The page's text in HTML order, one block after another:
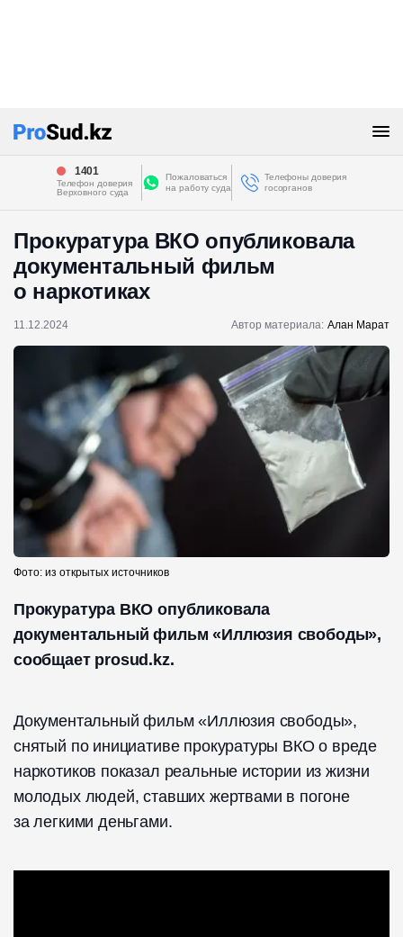
1401
Телефон доверия
Верховного суда
Пожаловаться
на работу суда
Телефоны доверия
госорганов
Прокуратура ВКО опубликовала
документальный фильм
о наркотиках
11.12.2024 Автор материала: Алан Марат
Фото: из открытых источников
Прокуратура ВКО опубликовала
документальный фильм «Иллюзия свободы»,
сообщает prosud.kz.
Документальный фильм «Иллюзия свободы»,
снятый по инициативе прокуратуры ВКО о вреде
наркотиков показал реальные истории из жизни
молодых людей, ставших жертвами в погоне
за легкими деньгами.